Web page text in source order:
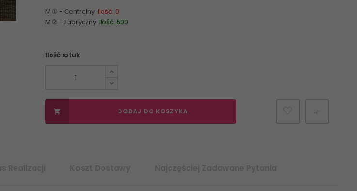
M ① - Centralny Ilość: 0
M ② - Fabryczny Ilość: 500
Ilość sztuk
 DODAJ DO KOSZYKA